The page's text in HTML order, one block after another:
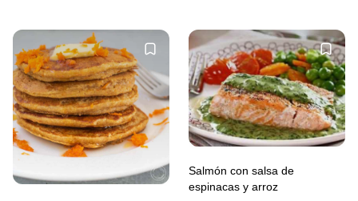
Salmón con salsa de
espinacas y arroz